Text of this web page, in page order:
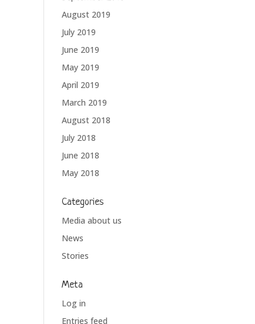
August 2019
July 2019
June 2019
May 2019
April 2019
March 2019
August 2018
July 2018
June 2018
May 2018
Categories
Media about us
News
Stories
Meta
Log in
Entries feed